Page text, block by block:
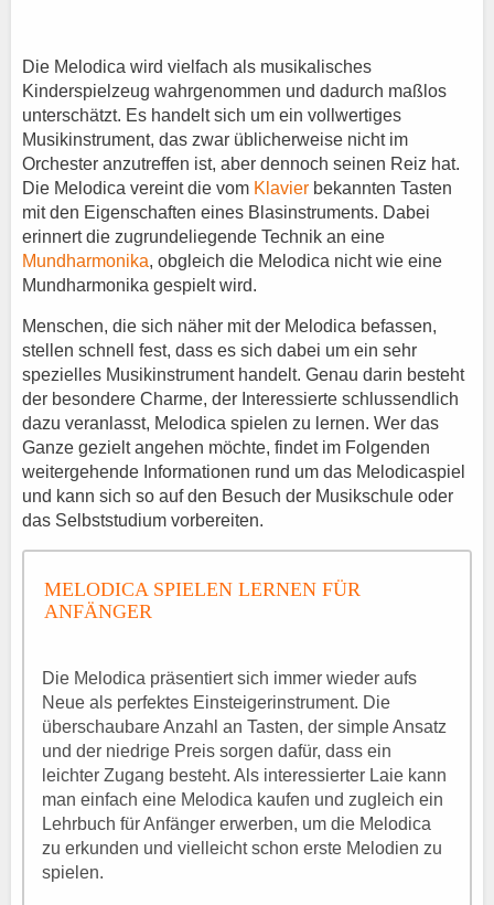
Die Melodica wird vielfach als musikalisches
Kinderspielzeug wahrgenommen und dadurch maßlos
unterschätzt. Es handelt sich um ein vollwertiges
Musikinstrument, das zwar üblicherweise nicht im
Orchester anzutreffen ist, aber dennoch seinen Reiz hat.
Die Melodica vereint die vom Klavier bekannten Tasten
mit den Eigenschaften eines Blasinstruments. Dabei
erinnert die zugrundeliegende Technik an eine
Mundharmonika, obgleich die Melodica nicht wie eine
Mundharmonika gespielt wird.
Menschen, die sich näher mit der Melodica befassen,
stellen schnell fest, dass es sich dabei um ein sehr
spezielles Musikinstrument handelt. Genau darin besteht
der besondere Charme, der Interessierte schlussendlich
dazu veranlasst, Melodica spielen zu lernen. Wer das
Ganze gezielt angehen möchte, findet im Folgenden
weitergehende Informationen rund um das Melodicaspiel
und kann sich so auf den Besuch der Musikschule oder
das Selbststudium vorbereiten.
MELODICA SPIELEN LERNEN FÜR
ANFÄNGER
Die Melodica präsentiert sich immer wieder aufs
Neue als perfektes Einsteigerinstrument. Die
überschaubare Anzahl an Tasten, der simple Ansatz
und der niedrige Preis sorgen dafür, dass ein
leichter Zugang besteht. Als interessierter Laie kann
man einfach eine Melodica kaufen und zugleich ein
Lehrbuch für Anfänger erwerben, um die Melodica
zu erkunden und vielleicht schon erste Melodien zu
spielen.